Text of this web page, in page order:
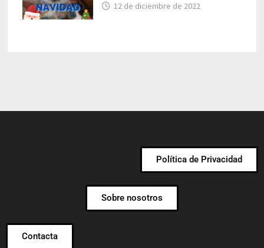
12 de diciembre de 2022
Política de Privacidad
Sobre nosotros
Contacta